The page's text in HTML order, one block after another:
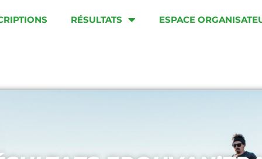
RÉSULTATS ESPACE